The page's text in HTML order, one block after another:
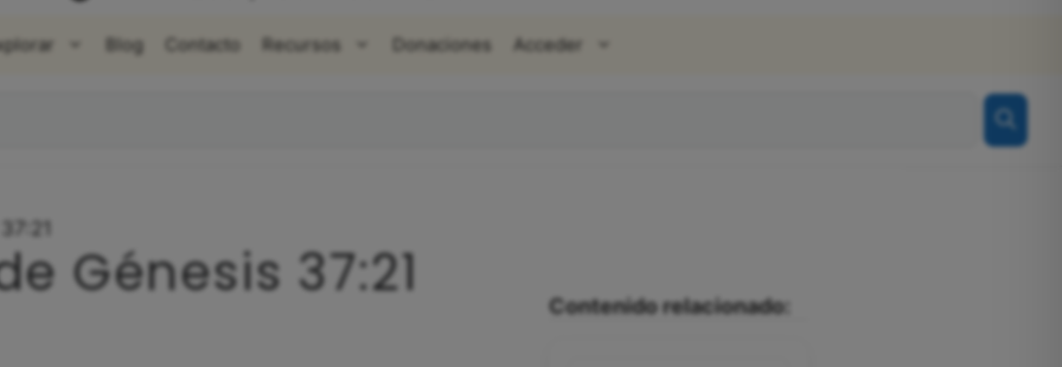
Blog Contacto Recursos Donaciones Acceder
Génesis 37:21 Contenido relacionado: